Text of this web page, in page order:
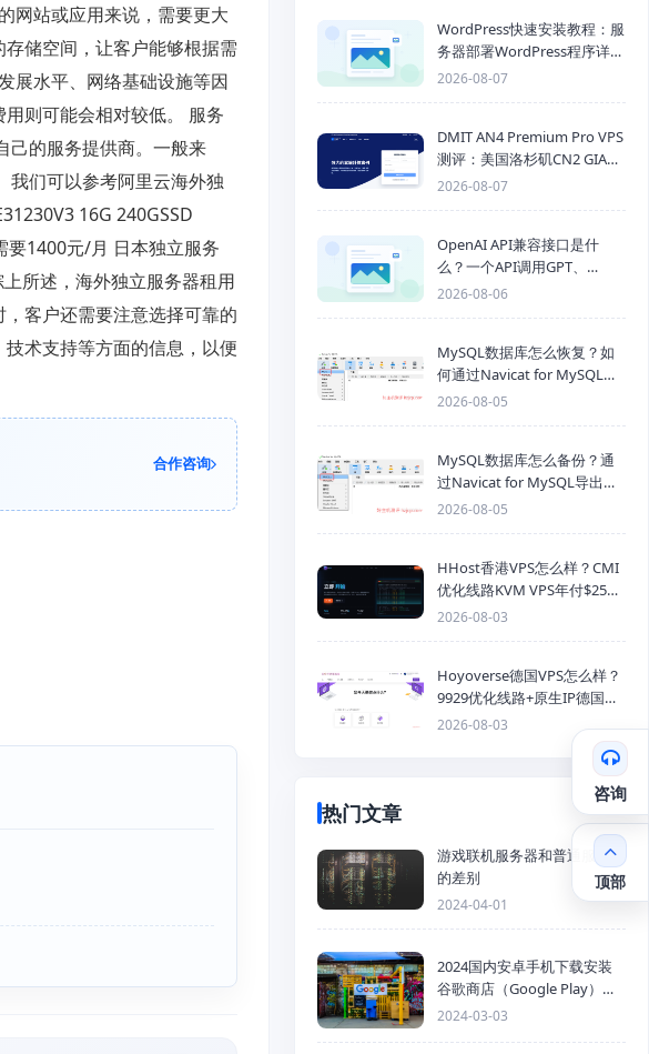
网站或应用来说，需要更大
储空间，让客户能够根据需
展水平、网络基础设施等因
则可能会相对较低。 服务
己的服务提供商。一般来
我们可以参考阿里云海外独
16G 240GSSD
要1400元/月 日本独立服务
所述，海外独立服务器租用
客户还需要注意选择可靠的
术支持等方面的信息，以便
合作咨询
WordPress快速安装教程：服
务器部署WordPress程序详细
步骤
2026-08-07
DMIT AN4 Premium Pro VPS
测评：美国洛杉矶CN2 GIA三
网优化线路性能测试
2026-08-07
OpenAI API兼容接口是什
么？一个API调用GPT、
Claude、Gemini、DeepSeek
2026-08-06
MySQL数据库怎么恢复？如
何通过Navicat for MySQL导
入SQL备份文件
2026-08-05
MySQL数据库怎么备份？通
过Navicat for MySQL导出
Mysql数据库为SQL格式备份
2026-08-05
HHost香港VPS怎么样？CMI
优化线路KVM VPS年付$25
起，4GB内存优惠套餐
2026-08-03
Hoyoverse德国VPS怎么样？
9929优化线路+原生IP德国
KVM VPS推荐
2026-08-03
热门文章
游戏联机服务器和普通服务器
的差别
2024-04-01
2024国内安卓手机下载安装
谷歌商店（Google Play）详
细步骤
2024-03-03
咨询
顶部